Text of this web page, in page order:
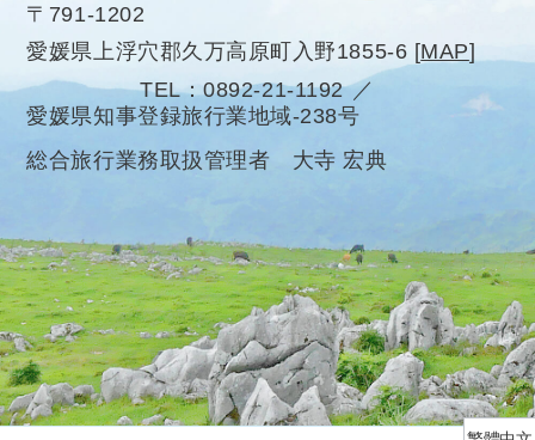
〒791-1202
愛媛県上浮穴郡久万高原町入野1855-6 [MAP]
TEL
0892-21-1192
愛媛県知事登録旅行業地域-238号
総合旅行業務取扱管理者 大寺 宏典